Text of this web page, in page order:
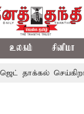
உலகம் சினிமா
செய்கிறார் முதல்-